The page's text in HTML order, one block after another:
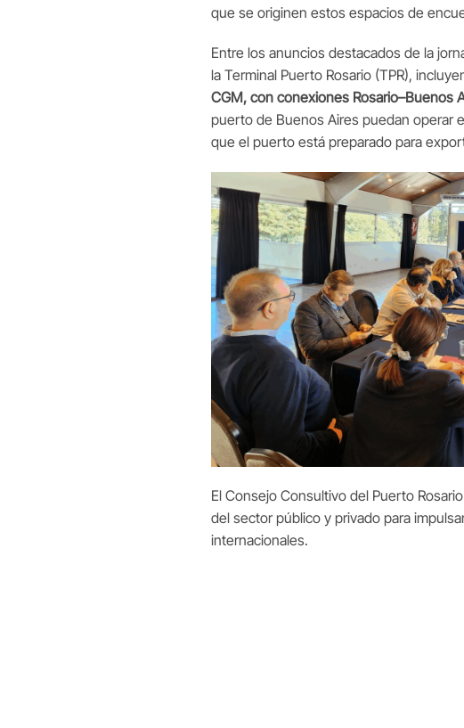
que se originen estos espacios de
Entre los anuncios destacados de la
la Terminal Puerto Rosario (TPR),
CGM, con conexiones Rosario–Buenos
puerto de Buenos Aires puedan operar
que el puerto está preparado para
El Consejo Consultivo del Puerto
del sector público y privado para
internacionales.